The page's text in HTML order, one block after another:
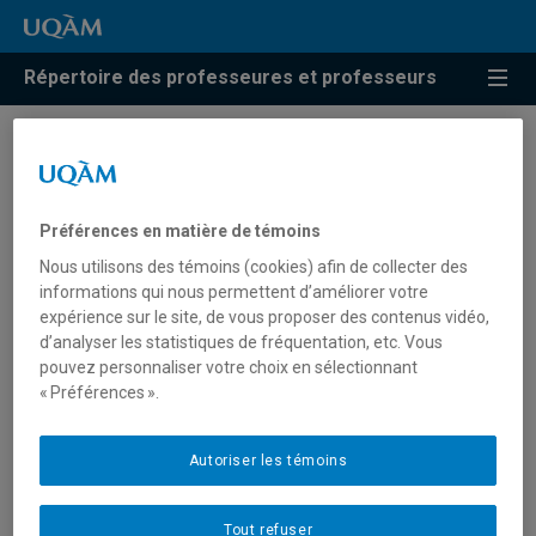
Répertoire des professeures et professeurs
Résultats de recherche pour
organisationnelle »
Lejeune, Albert
lejeune.albert@uqam.ca
Préférences en matière de témoins
Nous utilisons des témoins (cookies) afin de collecter des
informations qui nous permettent d’améliorer votre
expérience sur le site, de vous proposer des contenus vidéo,
d’analyser les statistiques de fréquentation, etc. Vous
pouvez personnaliser votre choix en sélectionnant
« Préférences ».
Tout refuser
Autoriser les témoins